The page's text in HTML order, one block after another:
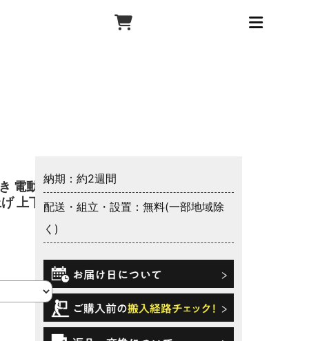
電動ベ
上下
納期：約2週間
配送・組立・設置：無料(一部地域除
く)